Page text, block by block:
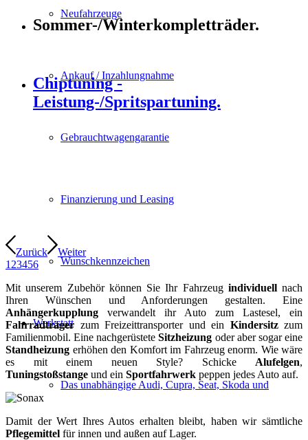
Neufahrzeuge
Ankauf / Inzahlungnahme
Gebrauchtwagengarantie
Finanzierung und Leasing
Wunschkennzeichen
Werkstatt
Das unabhängige Audi, Cupra, Seat, Skoda und
Sommer-/Winterkompletträder.
Chiptuning -
Leistung-/Spritspartuning.
Zurück
Weiter
1 23456
Mit unserem Zubehör können Sie Ihr Fahrzeug individuellnach
Ihren Wünschen und Anforderungen gestalten. Eine
Anhängerkupplung verwandelt ihr Auto zum Lastesel, ein
Fahrradträger zum Freizeittransporter und ein Kindersitzzum
Familienmobil. Eine nachgerüsteteSitzheizung oder aber sogar eine
Standheizung erhöhen den Komfort im Fahrzeug enorm. Wie wäre
es mit einem neuen Style? Schicke Alufelgen,
Tuningstoßstange und ein Sportfahrwerk peppen jedes Auto auf.
Damit der Wert Ihres Autos erhalten bleibt, haben wir sämtliche
Pflegemittel für innen und außen auf Lager.